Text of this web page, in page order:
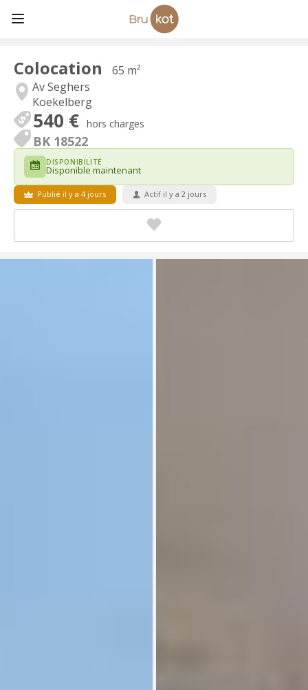
Colocation
65 m²
Av Seghers
Koekelberg
540 € hors charges
BK 18522
DISPONIBILITÉ
Disponible maintenant
Publié il y a 4 jours Actif il y a 2 jours